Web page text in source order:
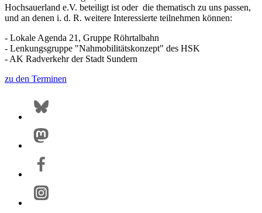
Hochsauerland e.V. beteiligt ist oder die thematisch zu uns passen,
und an denen i. d. R. weitere Interessierte teilnehmen können:
- Lokale Agenda 21, Gruppe Röhrtalbahn
- Lenkungsgruppe "Nahmobilitätskonzept" des HSK
- AK Radverkehr der Stadt Sundern
zu den Terminen